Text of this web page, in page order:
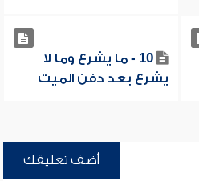
10 - ما يشرع وما لا
يشرع بعد دفن الميت
أضف تعليقك